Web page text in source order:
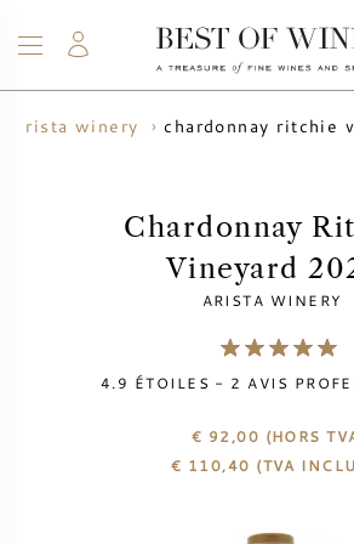
VIN
TOUS LES VINS
TABLEAU DES MILLESIMES
CHAMPAGNE
TOUS LES CHAMPAGNES
WHISKY
RHUM
SPIRITUEUX
VENTE
VENTE DE VIN
VENTE DE WHISKY
BORDEAUX EN PRIMEUR
BLOG
À PROPOS
arista winery chardonnay ritchie
Chardonnay
Vineyard
ARISTA WINERY
4.9 ÉTOILES - 2 AVIS
€ 92,00 (HORS
€ 110,40 (TVA